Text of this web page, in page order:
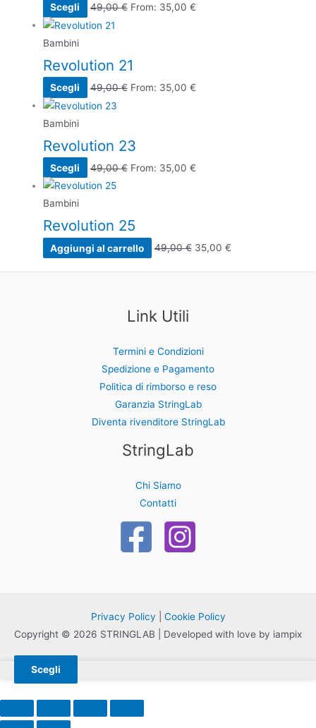
Scegli 49,00€ From: 35,00 €
Bambini
Revolution 21
Scegli 49,00€ From: 35,00 €
Bambini
Revolution 23
Scegli 49,00€ From: 35,00 €
Bambini
Revolution 25
Aggiungi al carrello 49,00€ 35,00 €
Link Utili
Termini e Condizioni
Spedizione e Pagamento
Politica di rimborso e reso
Garanzia StringLab
Diventa rivenditore StringLab
StringLab
Chi Siamo
Contatti
Privacy Policy
Cookie Policy
Copyright © 2026 STRINGLAB | Developed with love by iampix
Scegli